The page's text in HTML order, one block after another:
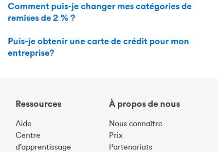
Comment puis-je changer mes catégories de
remises de 2 % ?
Puis-je obtenir une carte de crédit pour mon
entreprise?
Ressources
Aide
Centre
d’apprentissage
À propos de nous
Nous connaître
Prix
Partenariats